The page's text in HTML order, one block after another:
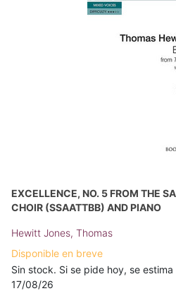
EXCELLENCE, NO. 5 FROM THE
CHOIR (SSAATTBB) AND PIANO
Hewitt Jones, Thomas
Disponible en breve
Sin stock. Si se pide hoy, se
17/08/26